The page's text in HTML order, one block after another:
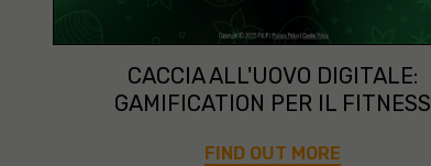
CACCIA ALL'UOVO DIGITALE:
GAMIFICATION PER IL FITNESS
FIND OUT MORE